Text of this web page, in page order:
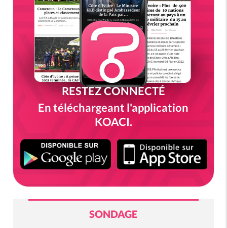
RESTEZ CONNECTÉ
En téléchargeant l'application
KOACI.
SONDAGE